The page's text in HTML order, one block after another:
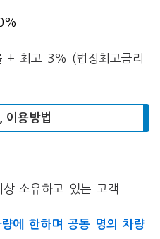
+ 최고 3% (법정최고금리
이용방법
소유하고 있는 고객
에 한하며 공동 명의 차량